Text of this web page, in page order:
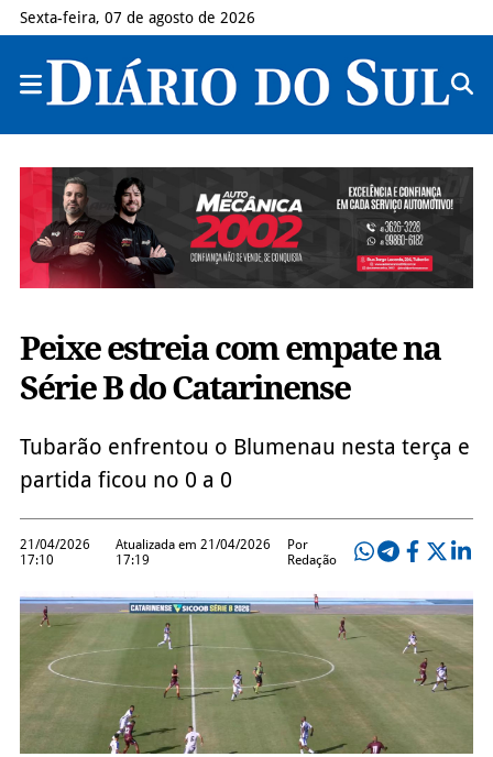
Sexta-feira, 07 de agosto de 2026
Peixe estreia com empate na
Série B do Catarinense
Tubarão enfrentou o Blumenau nesta terça e
partida ficou no 0 a 0
21/04/2026
17:10
Atualizada em 21/04/2026
17:19
Por
Redação